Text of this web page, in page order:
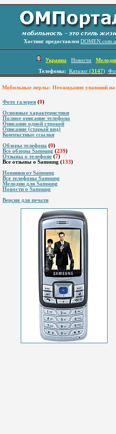
Хостинг предоставлен
Украина Новости
Телефоны:
Каталог (3147)
Мобильные перлы: Неожиданно yпавший на
Фото галерея (0)
Основные характеристики
Полное описание телефона
Описание одной строкой
Описание (старый вид)
Контекстные ссылки
Обзоры телефона (0)
Все обзоры Samsung (239)
Отзывы о телефоне (7)
Все отзывы о Samsung (133)
Новинки от Samsung
Все телефоны Samsung
Мелодии для Samsung
Новости о Samsung
Версия для печати